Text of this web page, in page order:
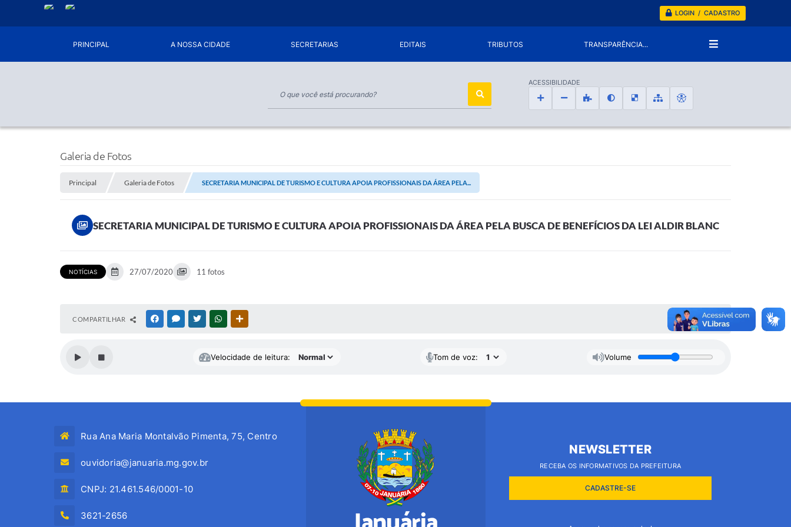
LOGIN / CADASTRO
PRINCIPAL A NOSSA CIDADE SECRETARIAS EDITAIS TRIBUTOS TRANSPARÊNCIA...
ACESSIBILIDADE
Galeria de Fotos
Principal Galeria de Fotos SECRETARIA MUNICIPAL DE TURISMO E CULTURA APOIA PROFISSIONAIS DA ÁREA PELA...
SECRETARIA MUNICIPAL DE TURISMO E CULTURA APOIA PROFISSIONAIS DA ÁREA PELA BUSCA DE BENEFÍCIOS DA LEI ALDIR BLANC
NOTÍCIAS 27/07/2020 11 fotos
COMPARTILHAR FACEBOOKMESSENGER
TWITTERWHATSAPP
Velocidade de leitura: Tom de voz: Volume
Rua Ana Maria Montalvão Pimenta, 75, Centro
ouvidoria@januaria.mg.gov.br
CNPJ: 21.461.546/0001-10
3621-2656
NEWSLETTER
RECEBA OS INFORMATIVOS DA PREFEITURA
CADASTRE-SE